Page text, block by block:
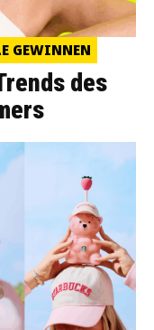
GEWINNEN
des